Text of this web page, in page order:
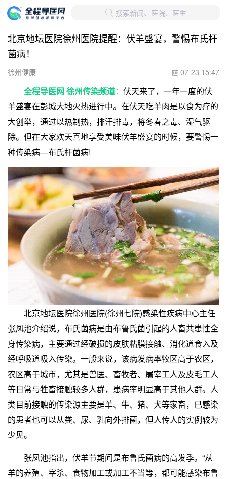
 搜索新闻、医院、医生
北京地坛医院徐州医院提醒：伏羊盛宴，警惕布氏杆
菌病！
徐州健康  07-23 15:47
全程导医网 徐州传染频道： 伏天来了，一年一度的伏
羊盛宴在彭城大地火热进行中。在伏天吃羊肉是以食为疗的
大创举，通过以热制热，排汗排毒，将冬春之毒、湿气驱
除。但在大家欢天喜地享受美味伏羊盛宴的时候，要警惕一
种传染病—布氏杆菌病!
北京地坛医院徐州医院(徐州七院)感染性疾病中心主任
张凤池介绍说，布氏菌病是由布鲁氏菌引起的人畜共患性全
身传染病，主要通过经破损的皮肤粘膜接触、消化道食入及
经呼吸道吸入传染。一般来说，该病发病率牧区高于农区，
农区高于城市，尤其是兽医、畜牧者、屠宰工人及皮毛工人
等日常与牲畜接触较多人群，患病率明显高于其他人群。人
类目前接触的传染源主要是羊、牛、猪、犬等家畜，已感染
的患者也可以从粪、尿、乳向外排菌，但人传人的实例较为
少见。
张凤池指出，伏羊节期间是布鲁氏菌病的高发季。“从
羊的养殖、宰杀、食物加工或加工不当等，都可能感染布鲁